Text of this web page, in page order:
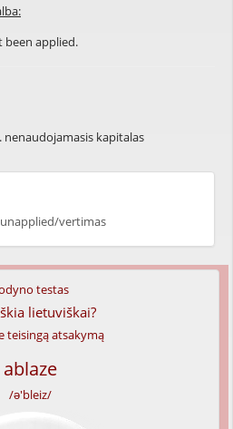
been applied.
kapitalas
vertimas
testas
lietuviškai?
teisingą atsakymą
ablaze
/ə'bleiz/